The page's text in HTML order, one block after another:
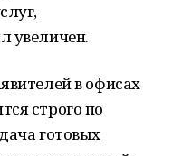
увеличен.
в офисах
строго по
готовых